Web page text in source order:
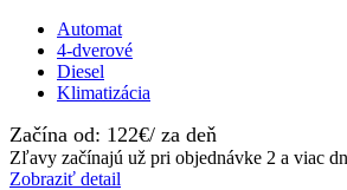
Automat
4-dverové
Diesel
Klimatizácia
Začína od: 122€/ za deň
Zľavy začínajú už pri objednávke 2 a viac
Zobraziť detail